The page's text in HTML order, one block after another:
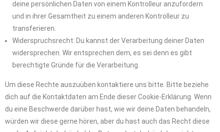
deine persönlichen Daten von einem Kontrolleur anzufordern
und in ihrer Gesamtheit zu einem anderen Kontrolleur zu
transferieren.
Widerspruchsrecht: Du kannst der Verarbeitung deiner Daten
widersprechen. Wir entsprechen dem, es sei denn es gibt
berechtigte Gründe für die Verarbeitung.
Um diese Rechte auszuüben kontaktiere uns bitte. Bitte beziehe
dich auf die Kontaktdaten am Ende dieser Cookie-Erklärung. Wenn
du eine Beschwerde darüber hast, wie wir deine Daten behandeln,
würden wir diese gerne hören, aber du hast auch das Recht diese